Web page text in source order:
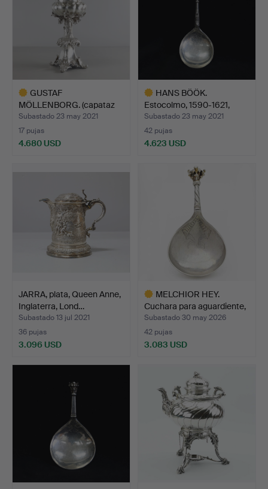
GUSTAF
MÖLLENBORG. (capataz
Féron), enfria…
Subastado 23 may 2021
17 pujas
4.680 USD
HANS BÖÖK.
Estocolmo, 1590-1621,
cuchara s…
Subastado 23 may 2021
42 pujas
4.623 USD
seleccionado
JARRA, plata, Queen Anne,
Inglaterra, Lond…
Subastado 13 jul 2021
36 pujas
3.096 USD
MELCHIOR HEY.
Cuchara para aguardiente,
pl…
Subastado 30 may 2026
42 pujas
3.083 USD